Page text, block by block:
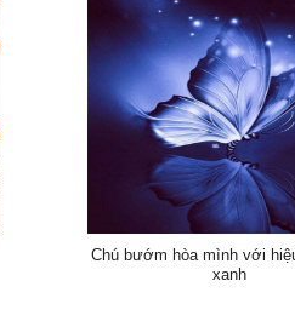
Chú bướm hòa mình với
xanh